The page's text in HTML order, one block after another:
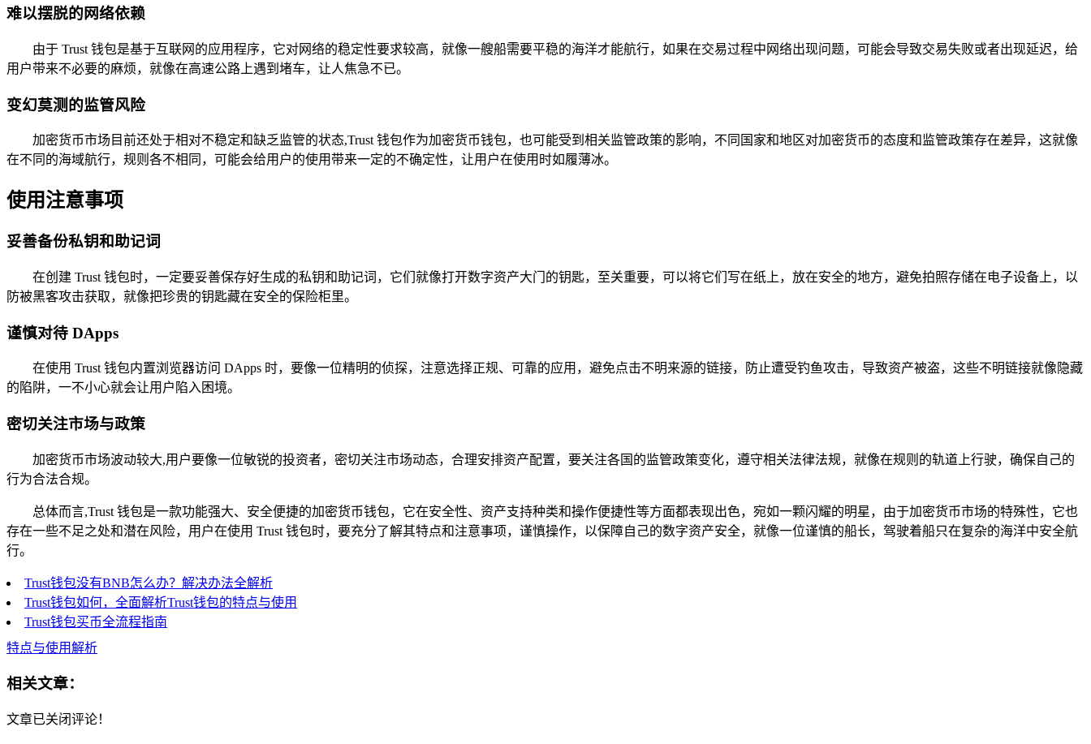
难以摆脱的网络依赖
由于 Trust 钱包是基于互联网的应用程序，它对网络的稳定性要求较高，就像一艘船需要平稳的海洋才能航行，如果在交易过程中网络出现问题，可能会导致交易失败或者出现延迟，给
用户带来不必要的麻烦，就像在高速公路上遇到堵车，让人焦急不已。
变幻莫测的监管风险
加密货币市场目前还处于相对不稳定和缺乏监管的状态,Trust 钱包作为加密货币钱包，也可能受到相关监管政策的影响，不同国家和地区对加密货币的态度和监管政策存在差异，这就像
在不同的海域航行，规则各不相同，可能会给用户的使用带来一定的不确定性，让用户在使用时如履薄冰。
使用注意事项
妥善备份私钥和助记词
在创建 Trust 钱包时，一定要妥善保存好生成的私钥和助记词，它们就像打开数字资产大门的钥匙，至关重要，可以将它们写在纸上，放在安全的地方，避免拍照存储在电子设备上，以
防被黑客攻击获取，就像把珍贵的钥匙藏在安全的保险柜里。
谨慎对待 DApps
在使用 Trust 钱包内置浏览器访问 DApps 时，要像一位精明的侦探，注意选择正规、可靠的应用，避免点击不明来源的链接，防止遭受钓鱼攻击，导致资产被盗，这些不明链接就像隐藏
的陷阱，一不小心就会让用户陷入困境。
密切关注市场与政策
加密货币市场波动较大,用户要像一位敏锐的投资者，密切关注市场动态，合理安排资产配置，要关注各国的监管政策变化，遵守相关法律法规，就像在规则的轨道上行驶，确保自己的
行为合法合规。
总体而言,Trust 钱包是一款功能强大、安全便捷的加密货币钱包，它在安全性、资产支持种类和操作便捷性等方面都表现出色，宛如一颗闪耀的明星，由于加密货币市场的特殊性，它也
存在一些不足之处和潜在风险，用户在使用 Trust 钱包时，要充分了解其特点和注意事项，谨慎操作，以保障自己的数字资产安全，就像一位谨慎的船长，驾驶着船只在复杂的海洋中安全航
行。
Trust钱包没有BNB怎么办？解决办法全解析
Trust钱包如何，全面解析Trust钱包的特点与使用
Trust钱包买币全流程指南
特点与使用解析
相关文章：
文章已关闭评论！